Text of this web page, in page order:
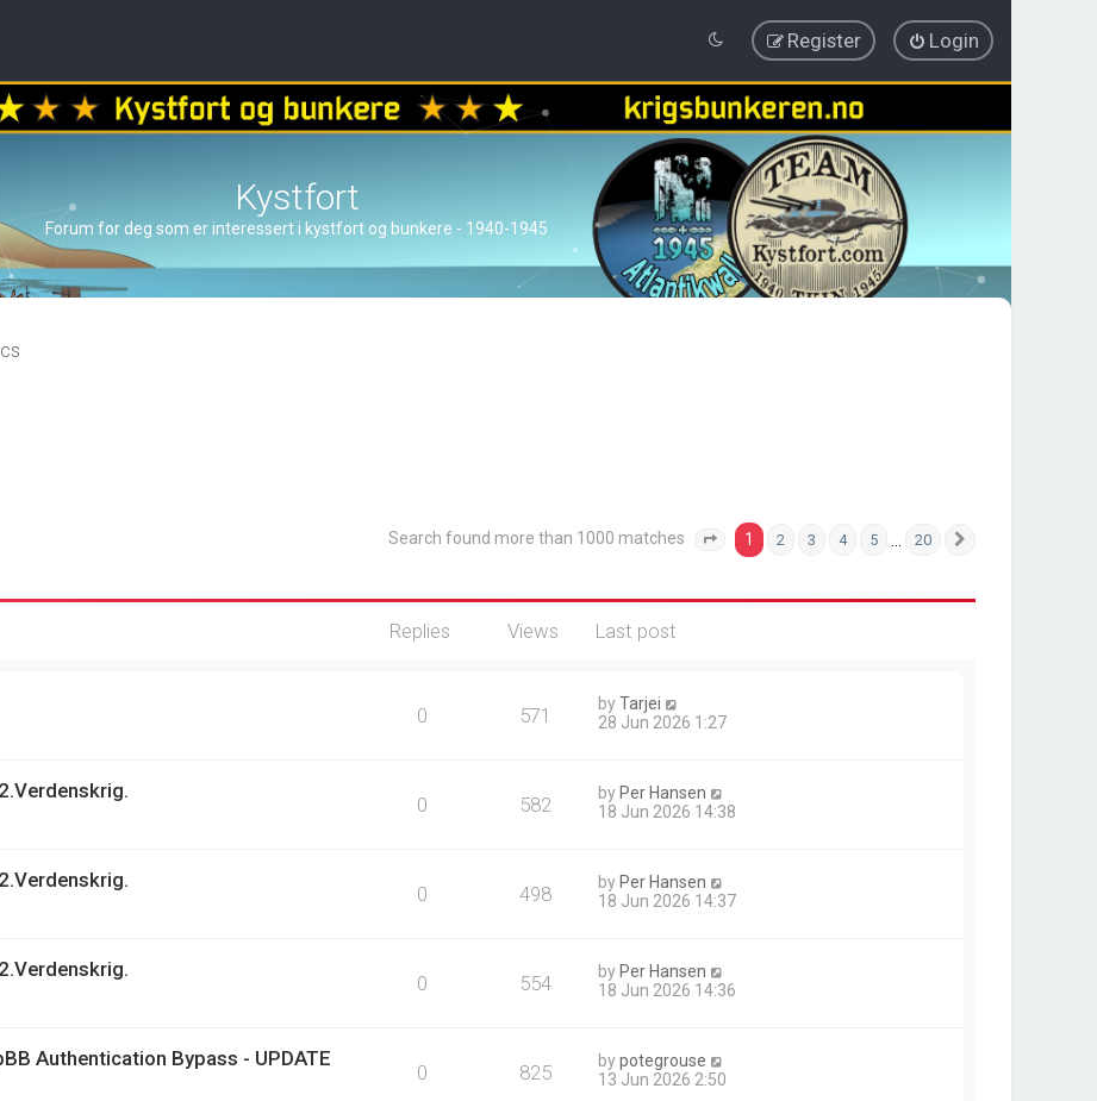
Login
Register
Kystfort
Forum for deg som er interessert i kystfort og bunkere - 1940-1945
Search found more than 1000 matches Page 1 of
1 2 3 4 5 20
Replies Views Last post
0 571 byTarjei
28 Jun 2026 1:27
0 582 by Per Hansen
18 Jun 2026 14:38
0 498 by Per Hansen
18 Jun 2026 14:37
0 554 by Per Hansen
18 Jun 2026 14:36
Authentication Bypass - UPDATE
0 825 bypotegrouse
13 Jun 2026 2:50